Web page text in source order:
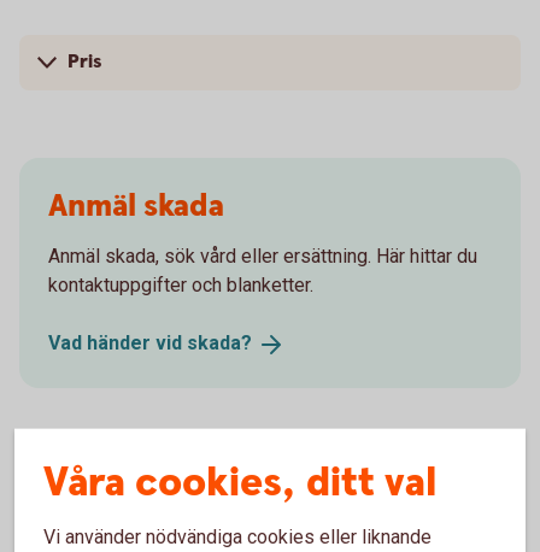
Pris
Anmäl skada
Anmäl skada, sök vård eller ersättning. Här hittar du
kontaktuppgifter och blanketter.
Vad händer vid skada?
Försäkringsgivare
Folksam ömsesidig sakförsäkring
Våra cookies, ditt val
Vi använder nödvändiga cookies eller liknande